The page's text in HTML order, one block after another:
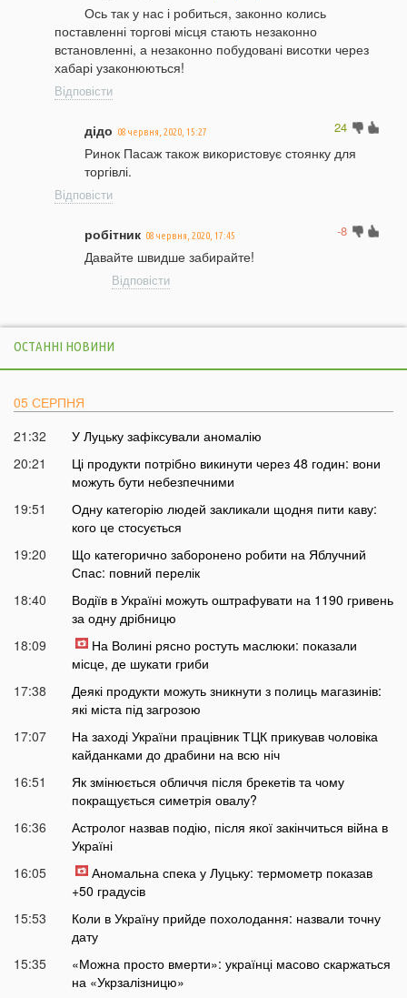
Ось так у нас і робиться, законно колись
поставленні торгові місця стають незаконно
встановленні, а незаконно побудовані висотки через
хабарі узаконюються!
Відповісти
24
дідо 08 червня, 2020, 15:27
Ринок Пасаж також використовує стоянку для
торгівлі.
Відповісти
-8
робітник 08 червня, 2020, 17:45
Давайте швидше забирайте!
Відповісти
ОСТАННІ НОВИНИ
05 СЕРПНЯ
21:32
У Луцьку зафіксували аномалію
20:21
Ці продукти потрібно викинути через 48 годин: вони
можуть бути небезпечними
19:51
Одну категорію людей закликали щодня пити каву:
кого це стосується
19:20
Що категорично заборонено робити на Яблучний
Спас: повний перелік
18:40
Водіїв в Україні можуть оштрафувати на 1190 гривень
за одну дрібницю
18:09
На Волині рясно ростуть маслюки: показали
місце, де шукати гриби
17:38
Деякі продукти можуть зникнути з полиць магазинів:
які міста під загрозою
17:07
На заході України працівник ТЦК прикував чоловіка
кайданками до драбини на всю ніч
16:51
Як змінюється обличчя після брекетів та чому
покращується симетрія овалу?
16:36
Астролог назвав подію, після якої закінчиться війна в
Україні
16:05
Аномальна спека у Луцьку: термометр показав
+50 градусів
15:53
Коли в Україну прийде похолодання: назвали точну
дату
15:35
«Можна просто вмерти»: українці масово скаржаться
на «Укрзалізницю»